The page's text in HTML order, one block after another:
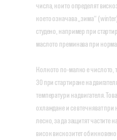
числа, които определят
което означава „зима“
студено, например при
маслото преминава при
Колкото по-малко е числото,
30 при стартиране на
температури на двигателя.
охлаждане и се втечняват при
лесно, за да защитят частите
висок вискозитет